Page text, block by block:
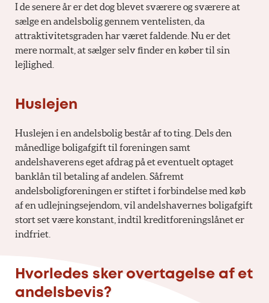
I de senere år er det dog blevet sværere og sværere at
sælge en andelsbolig gennem ventelisten, da
attraktivitetsgraden har været faldende. Nu er det
mere normalt, at sælger selv finder en køber til sin
lejlighed.
Huslejen
Huslejen i en andelsbolig består af to ting. Dels den
månedlige boligafgift til foreningen samt
andelshaverens eget afdrag på et eventuelt optaget
banklån til betaling af andelen. Såfremt
andelsboligforeningen er stiftet i forbindelse med køb
af en udlejningsejendom, vil andelshavernes boligafgift
stort set være konstant, indtil kreditforeningslånet er
indfriet.
Hvorledes sker overtagelse af et
andelsbevis?